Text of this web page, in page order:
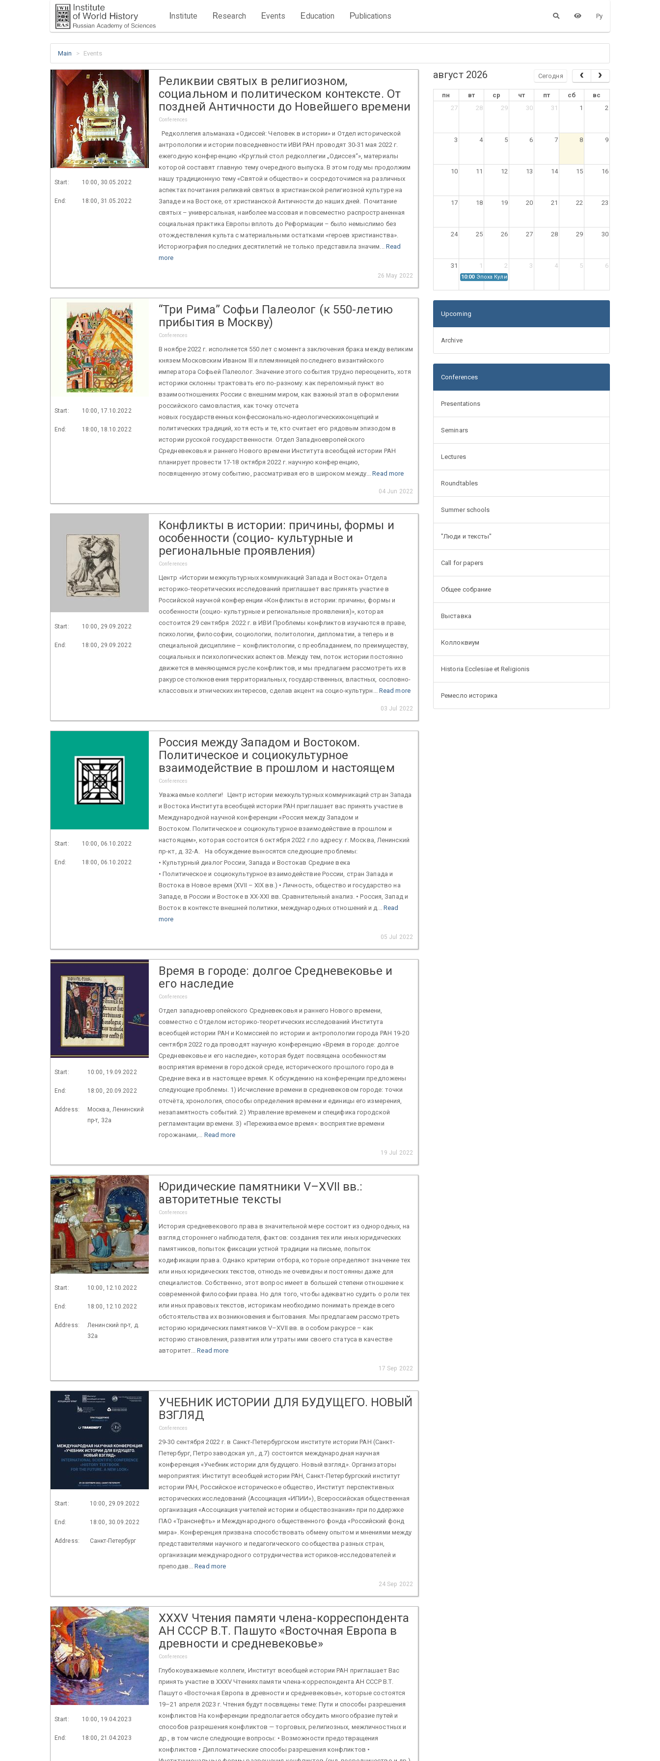
Institute Research Events Education Publications Ру
Main Events
Start: 10:00, 30.05.2022
End: 18:00, 31.05.2022
Реликвии святых в религиозном,
социальном и политическом контексте. От
поздней Античности до Новейшего времени
Conferences
Редколлегия альманаха «Одиссей: Человек в истории» и Отдел исторической
антропологии и истории повседневности ИВИ РАН проводят 30-31 мая 2022 г.
ежегодную конференцию «Круглый стол редколлегии „Одиссея“», материалы
которой составят главную тему очередного выпуска. В этом году мы продолжим
нашу традиционную тему «Святой и общество» и сосредоточимся на различных
аспектах почитания реликвий святых в христианской религиозной культуре на
Западе и на Востоке, от христианской Античности до наших дней. Почитание
святых – универсальная, наиболее массовая и повсеместно распространенная
социальная практика Европы вплоть до Реформации – было немыслимо без
отождествления культа с материальными остатками «героев христианства».
Историография последних десятилетий не только представила значим... Read
more
26 May 2022
Start: 10:00, 17.10.2022
End: 18:00, 18.10.2022
“Три Рима” Софьи Палеолог (к 550-летию
прибытия в Москву)
Conferences
В ноябре 2022 г. исполняется 550 лет с момента заключения брака между великим
князем Московским Иваном III и племянницей последнего византийского
императора Софьей Палеолог. Значение этого события трудно переоценить, хотя
историки склонны трактовать его по-разному: как переломный пункт во
взаимоотношениях России с внешним миром, как важный этап в оформлении
российского самовластия, как точку отсчета
новых государственных конфессионально-идеологическихконцепций и
политических традиций, хотя есть и те, кто считает его рядовым эпизодом в
истории русской государственности. Отдел Западноевропейского
Средневековья и раннего Нового времени Института всеобщей истории РАН
планирует провести 17-18 октября 2022 г. научную конференцию,
посвященную этому событию, рассматривая его в широком между...Read more
04 Jun 2022
Start: 10:00, 29.09.2022
End: 18:00, 29.09.2022
Конфликты в истории: причины, формы и
особенности (социо- культурные и
региональные проявления)
Conferences
Центр «Истории межкультурных коммуникаций Запада и Востока» Отдела
историко-теоретических исследований приглашает вас принять участие в
Российской научной конференции «Конфликты в истории: причины, формы и
особенности (социо- культурные и региональные проявления)», которая
состоится 29 сентября 2022 г. в ИВИ Проблемы конфликтов изучаются в праве,
психологии, философии, социологии, политологии, дипломатии, а теперь и в
специальной дисциплине – конфликтологии, с преобладанием, по преимуществу,
социальных и психологических аспектов. Между тем, поток истории постоянно
движется в меняющемся русле конфликтов, и мы предлагаем рассмотреть их в
ракурсе столкновения территориальных, государственных, властных, сословно-
классовых и этнических интересов, сделав акцент на социо-культурн... Read more
03 Jul 2022
Start: 10:00, 06.10.2022
End: 18:00, 06.10.2022
Россия между Западом и Востоком.
Политическое и социокультурное
взаимодействие в прошлом и настоящем
Conferences
Уважаемые коллеги! Центр истории межкультурных коммуникаций стран Запада
и Востока Института всеобщей истории РАН приглашает вас принять участие в
Международной научной конференции «Россия между Западом и
Востоком. Политическое и социокультурное взаимодействие в прошлом и
настоящем», которая состоится 6 октября 2022 г.по адресу: г. Москва, Ленинский
пр-кт, д. 32-А. На обсуждение выносятся следующие проблемы:
• Культурный диалог России, Запада и Востокав Средние века
• Политическое и социокультурное взаимодействие России, стран Запада и
Востока в Новое время (XVII – XIX вв.) • Личность, общество и государство на
Западе, в России и Востоке в XX-XXI вв. Сравнительный анализ. • Россия, Запад и
Восток в контексте внешней политики, международных отношений и д... Read
more
05 Jul 2022
Start: 10:00, 19.09.2022
End: 18:00, 20.09.2022
Address:
Москва, Ленинский
пр-т, 32а
Время в городе: долгое Средневековье и
его наследие
Conferences
Отдел западноевропейского Средневековья и раннего Нового времени,
совместно с Отделом историко-теоретических исследований Института
всеобщей истории РАН и Комиссией по истории и антропологии города РАН 19-20
сентября 2022 года проводят научную конференцию «Время в городе: долгое
Средневековье и его наследие», которая будет посвящена особенностям
восприятия времени в городской среде, исторического прошлого города в
Средние века и в настоящее время. К обсуждению на конференции предложены
следующие проблемы. 1) Исчисление времени в средневековом городе: точки
отсчёта, хронология, способы определения времени и единицы его измерения,
незапамятность событий. 2) Управление временем и специфика городской
регламентации времени. 3) «Переживаемое время»: восприятие времени
горожанами,... Read more
19 Jul 2022
Start: 10:00, 12.10.2022
End: 18:00, 12.10.2022
Address:
Ленинский пр-т, д.
32а
Юридические памятники V–XVII вв.:
авторитетные тексты
Conferences
История средневекового права в значительной мере состоит из однородных, на
взгляд стороннего наблюдателя, фактов: создания тех или иных юридических
памятников, попыток фиксации устной традиции на письме, попыток
кодификации права. Однако критерии отбора, которые определяют значение тех
или иных юридических текстов, отнюдь не очевидны и постоянны даже для
специалистов. Собственно, этот вопрос имеет в большей степени отношение к
современной философии права. Но для того, чтобы адекватно судить о роли тех
или иных правовых текстов, историкам необходимо понимать прежде всего
обстоятельства их возникновения и бытования. Мы предлагаем рассмотреть
историю юридических памятников V–XVII вв. в особом ракурсе – как
историю становления, развития или утраты ими своего статуса в качестве
авторитет...Read more
17 Sep 2022
Start: 10:00, 29.09.2022
End: 18:00, 30.09.2022
Address: Санкт-Петербург
УЧЕБНИК ИСТОРИИ ДЛЯ БУДУЩЕГО. НОВЫЙ
ВЗГЛЯД
Conferences
29-30 сентября 2022 г. в Санкт-Петербургском институте истории РАН (Санкт-
Петербург, Петрозаводская ул., д.7) состоится международная научная
конференция «Учебник истории для будущего. Новый взгляд». Организаторы
мероприятия: Институт всеобщей истории РАН, Санкт-Петербургский институт
истории РАН, Российское историческое общество, Институт перспективных
исторических исследований (Ассоциация «ИПИИ»), Всероссийская общественная
организация «Ассоциация учителей истории и обществознания» при поддержке
ПАО «Транснефть» и Международного общественного фонда «Российский фонд
мира». Конференция призвана способствовать обмену опытом и мнениями между
представителями научного и педагогического сообщества разных стран,
организации международного сотрудничества историков-исследователей и
преподав...Read more
24 Sep 2022
Start: 10:00, 19.04.2023
End: 18:00, 21.04.2023
XXХV Чтения памяти члена-корреспондента
АН СССР В.Т. Пашуто «Восточная Европа в
древности и средневековье»
Conferences
Глубокоуважаемые коллеги, Институт всеобщей истории РАН приглашает Вас
принять участие в XXХV Чтениях памяти члена-корреспондента АН СССР В.Т.
Пашуто «Восточная Европа в древности и средневековье», которые состоятся
19–21 апреля 2023 г. Чтения будут посвящены теме: Пути и способы разрешения
конфликтов На конференции предполагается обсудить многообразие путей и
способов разрешения конфликтов — торговых, религиозных, межличностных и
др., в том числе следующие вопросы: • Возможности предотвращения
конфликтов • Дипломатические способы разрешения конфликтов •
август 2026 Сегодня
пн вт ср чт пт сб
вс
27
28 29 30 31 1 2
3 4 5 6 7 8 9
10 11 12 13 14 15 16
17 18 19 20 21 22 23
24 25 26 27 28 29 30
31 1 2 3 4 5 6
10:00 Эпоха Куликовской битвы: Проблемы источниковедения
Upcoming
Archive
Conferences
Presentations
Seminars
Lectures
Roundtables
Summer schools
"Люди и тексты"
Call for papers
Общее собрание
Выставка
Коллоквиум
Historia Ecclesiae et Religionis
Ремесло историка